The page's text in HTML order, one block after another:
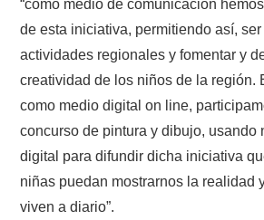
“como medio de comunicación
de esta iniciativa, permitiendo así,
actividades regionales y fomentar y
creatividad de los niños de la región.
como medio digital on line,
concurso de pintura y dibujo, usando
digital para difundir dicha iniciativa
niñas puedan mostrarnos la realidad
viven a diario”.